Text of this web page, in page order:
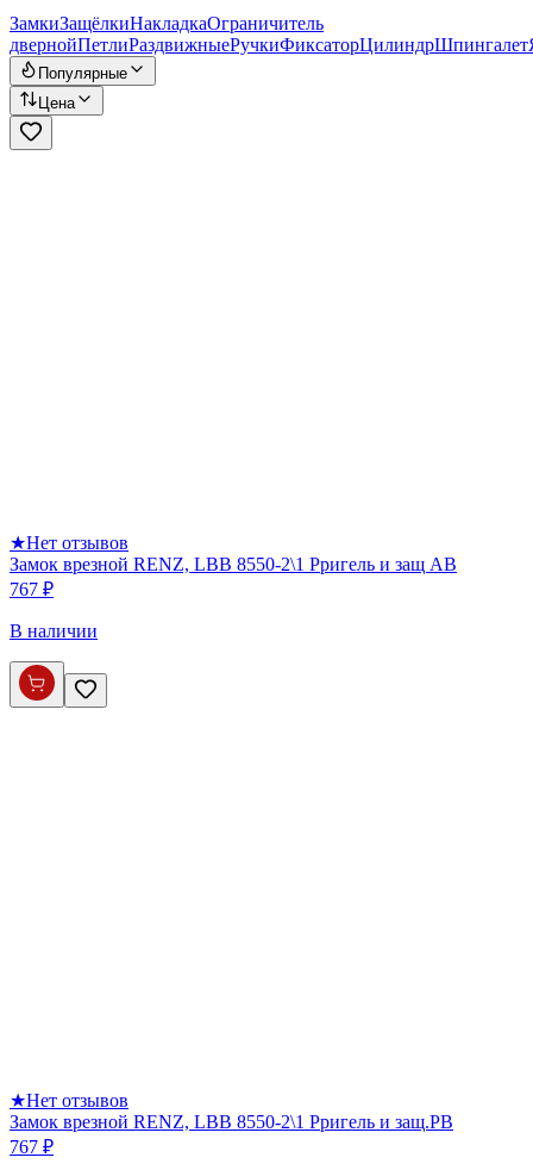
ЗамкиЗащёлкиНакладкаОграничитель
двернойПетлиРаздвижныеРучкиФиксаторЦилиндрШпингалет
Популярные
Цена
★Нет отзывов
Замок врезной RENZ, LBB 8550-2\1 Pригель и защ AB
767 ₽
В наличии
★Нет отзывов
Замок врезной RENZ, LBB 8550-2\1 Pригель и защ.PB
767 ₽